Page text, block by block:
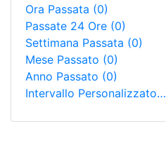
Ora Passata (0)
Passate 24 Ore (0)
Settimana Passata (0)
Mese Passato (0)
Anno Passato (0)
Intervallo Personalizzato…